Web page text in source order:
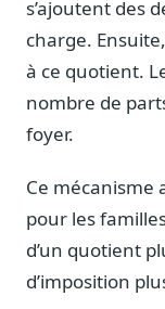
Journalistes
Veille en
Chercheurs
Suivi par
11 secteurs :
Cas d'usage
Six cas pour
s’ajoutent des
charge.
à ce quotient.
nombre de
foyer.
Ce mécanisme
pour les
d’un quotient
d’imposition